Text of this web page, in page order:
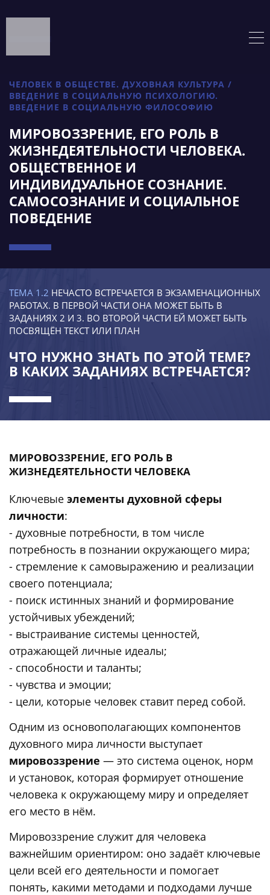
ЧЕЛОВЕК В ОБЩЕСТВЕ. ДУХОВНАЯ КУЛЬТУРА /
ВВЕДЕНИЕ В СОЦИАЛЬНУЮ ПСИХОЛОГИЮ.
ВВЕДЕНИЕ В СОЦИАЛЬНУЮ ФИЛОСОФИЮ
МИРОВОЗЗРЕНИЕ, ЕГО РОЛЬ В
ЖИЗНЕДЕЯТЕЛЬНОСТИ ЧЕЛОВЕКА.
ОБЩЕСТВЕННОЕ И
ИНДИВИДУАЛЬНОЕ СОЗНАНИЕ.
САМОСОЗНАНИЕ И СОЦИАЛЬНОЕ
ПОВЕДЕНИЕ
ТЕМА 1.2 НЕЧАСТО ВСТРЕЧАЕТСЯ В ЭКЗАМЕНАЦИОННЫХ
РАБОТАХ. В ПЕРВОЙ ЧАСТИ ОНА МОЖЕТ БЫТЬ В
ЗАДАНИЯХ 2 И 3. ВО ВТОРОЙ ЧАСТИ ЕЙ МОЖЕТ БЫТЬ
ПОСВЯЩЁН ТЕКСТ ИЛИ ПЛАН
ЧТО НУЖНО ЗНАТЬ ПО ЭТОЙ ТЕМЕ?
В КАКИХ ЗАДАНИЯХ ВСТРЕЧАЕТСЯ?
МИРОВОЗЗРЕНИЕ, ЕГО РОЛЬ В
ЖИЗНЕДЕЯТЕЛЬНОСТИ ЧЕЛОВЕКА
Ключевые элементы духовной сферы
личности:
- духовные потребности, в том числе
потребность в познании окружающего мира;
- стремление к самовыражению и реализации
своего потенциала;
- поиск истинных знаний и формирование
устойчивых убеждений;
- выстраивание системы ценностей,
отражающей личные идеалы;
- способности и таланты;
- чувства и эмоции;
- цели, которые человек ставит перед собой.
Одним из основополагающих компонентов
духовного мира личности выступает
мировоззрение — это система оценок, норм
и установок, которая формирует отношение
человека к окружающему миру и определяет
его место в нём.
Мировоззрение служит для человека
важнейшим ориентиром: оно задаёт ключевые
цели всей его деятельности и помогает
понять, какими методами и подходами лучше